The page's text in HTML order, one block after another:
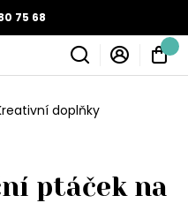
75 68
doplňky
ptáček na